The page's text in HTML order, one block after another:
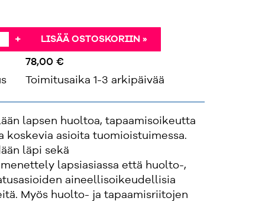
+ LISÄÄ OSTOSKORIIN »
78,00 €
Toimitusaika 1-3 arkipäivää
lapsen huoltoa, tapaamisoikeutta
koskevia asioita tuomioistuimessa.
läpi sekä
lapsiasiassa että huolto-,
aineellisoikeudellisia
Myös huolto- ja tapaamisriitojen